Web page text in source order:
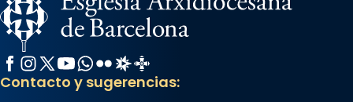
Facebook
Instagram
X / Twitter
YouTube
WhatsApp
FlickrRadio Estel
Catalunya Cristiana
Contacto y sugerencias: